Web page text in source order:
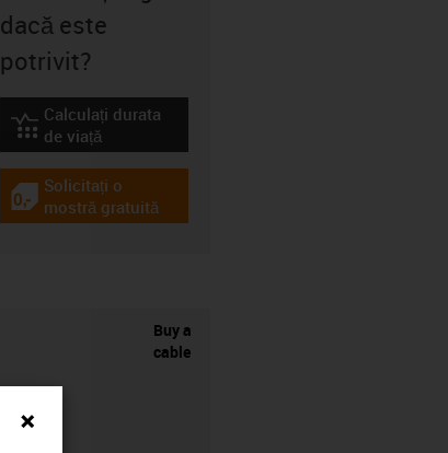
dacă este
potrivit?
igus-icon-lebensdauerrechner
Calculați durata
de viață
igus-icon-gratismuster
Solicitați o
mostră gratuită
Buy a
cable